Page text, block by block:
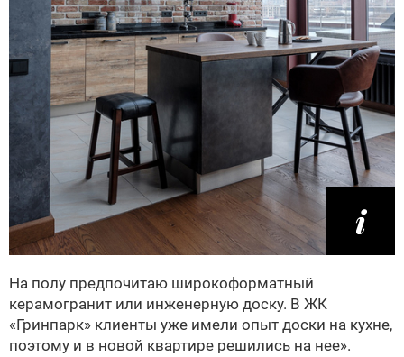
На полу предпочитаю широкоформатный
керамогранит или инженерную доску. В ЖК
«Гринпарк» клиенты уже имели опыт доски на кухне,
поэтому и в новой квартире решились на нее».